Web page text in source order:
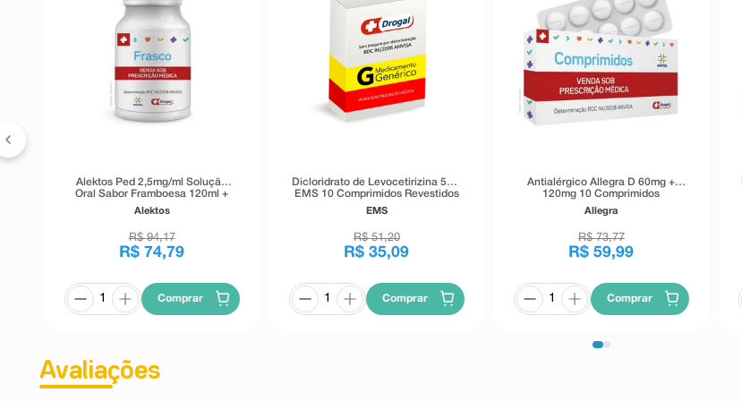
Siga a orientação de seu médico, respeitando sempre os horários, as doses e a duração
do tratamento.
Não interrompa o tratamento sem o conhecimento do seu médico.
Alektos Ped 2,5mg/ml Solução
Oral Sabor Framboesa 120ml +
Copo Dosador
Alektos
R$ 94,17
R$ 74,79
Comprar
Dicloridrato de Levocetirizina 5mg
EMS 10 Comprimidos Revestidos
EMS
R$ 51,20
R$ 35,09
Comprar
Antialérgico Allegra D 60mg +
120mg 10 Comprimidos
Revestidos de Camada Dupla
Allegra
R$ 73,77
R$ 59,99
Comprar
Avaliações